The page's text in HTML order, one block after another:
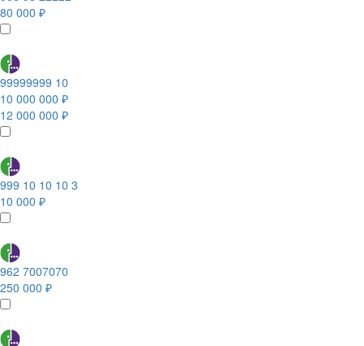
80 000 ₽
99999999 10
10 000 000 ₽
12 000 000 ₽
999 10 10 10 3
10 000 ₽
962 7007070
250 000 ₽